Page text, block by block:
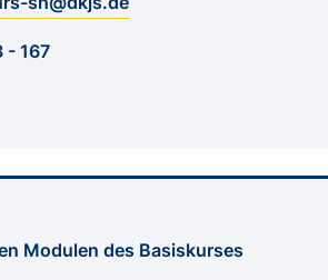
- 167
Modulen des Basiskurses